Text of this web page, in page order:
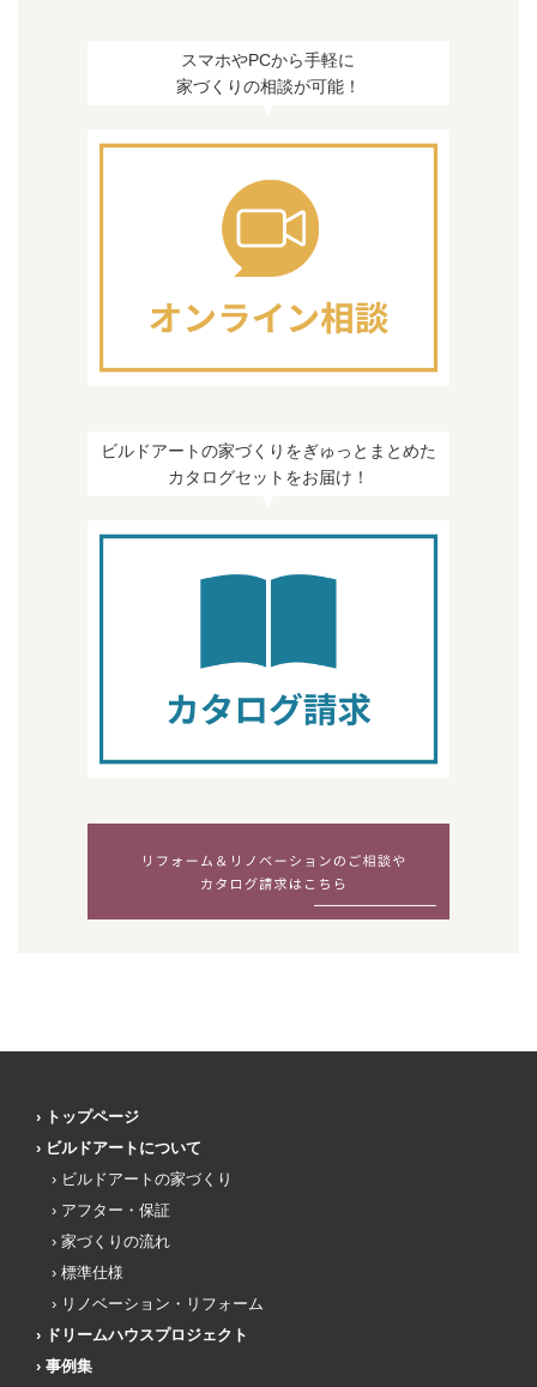
スマホやPCから手軽に
家づくりの相談が可能！
ビルドアートの家づくりをぎゅっとまとめた
カタログセットをお届け！
トップページ
ビルドアートについて
ビルドアートの家づくり
アフター・保証
家づくりの流れ
標準仕様
リノベーション・リフォーム
ドリームハウスプロジェクト
事例集